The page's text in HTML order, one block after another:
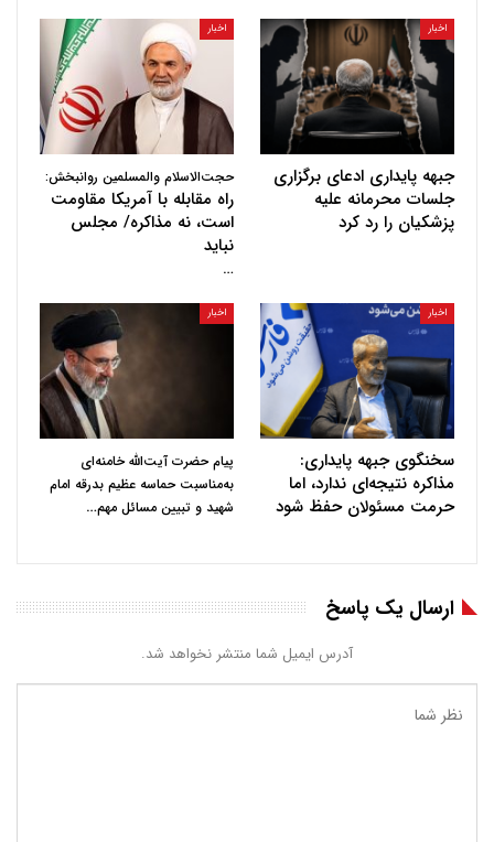
اخبار
جبهه پایداری ادعای برگزاری
جلسات محرمانه علیه
پزشکیان را رد کرد
اخبار
حجت‌الاسلام والمسلمین روانبخش:
راه مقابله با آمریکا مقاومت
است، نه مذاکره/ مجلس
نباید
…
اخبار
سخنگوی جبهه پایداری:
مذاکره نتیجه‌ای ندارد، اما
حرمت مسئولان حفظ شود
اخبار
پیام حضرت آیت‌الله خامنه‌ای
به‌مناسبت حماسه عظیم بدرقه امام
شهید و تبیین مسائل مهم…
ارسال یک پاسخ
آدرس ایمیل شما منتشر نخواهد شد.